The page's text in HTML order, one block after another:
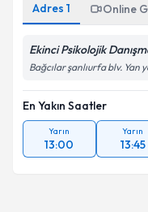
Adres 1 Online
Ekinci Psikolojik
Bağcılar şanlıurfa blv. Yan
En Yakın Saatler
Yarın
13:00
Yarın
13:45